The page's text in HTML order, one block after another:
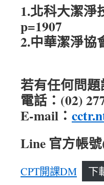
1.北科大潔淨
p=1907
2.中華潔淨協
若有任何問
電話：(02)
E-mail：
Line 官方帳
CPT開課DM 下